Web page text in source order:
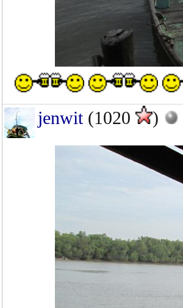
jenwit(1020 )